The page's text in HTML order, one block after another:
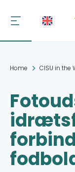
Home CISU in the